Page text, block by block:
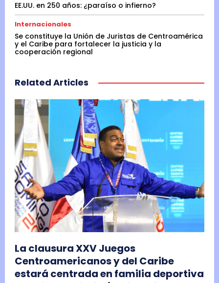
EE.UU. en 250 años: ¿paraíso o infierno?
Internacionales
Se constituye la Unión de Juristas de Centroamérica
y el Caribe para fortalecer la justicia y la
cooperación regional
Related Articles
La clausura XXV Juegos
Centroamericanos y del Caribe
estará centrada en familia deportiva